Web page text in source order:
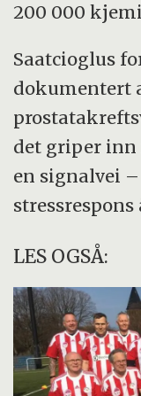
200 000
Saatcioglus
dokumentert
det griper inn
en signalvei
stressrespons
LES OGSÅ: